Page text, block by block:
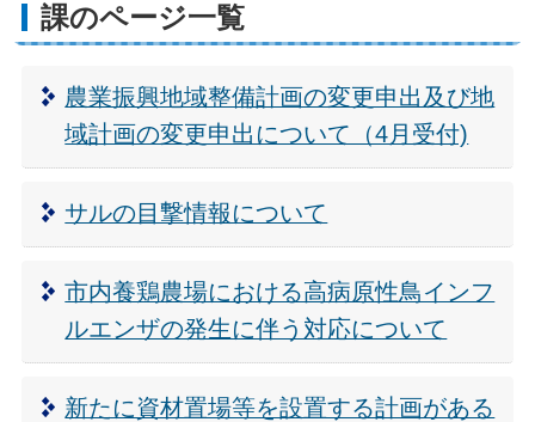
課のページ一覧
農業振興地域整備計画の変更申出及び地
域計画の変更申出について（4月受付)
サルの目撃情報について
市内養鶏農場における高病原性鳥インフ
ルエンザの発生に伴う対応について
新たに資材置場等を設置する計画がある